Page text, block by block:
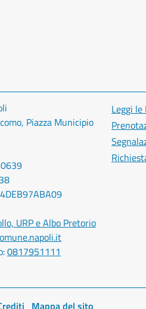
Piazza Municipio
URP e Albo Pretorio
0817951111
Leggi le